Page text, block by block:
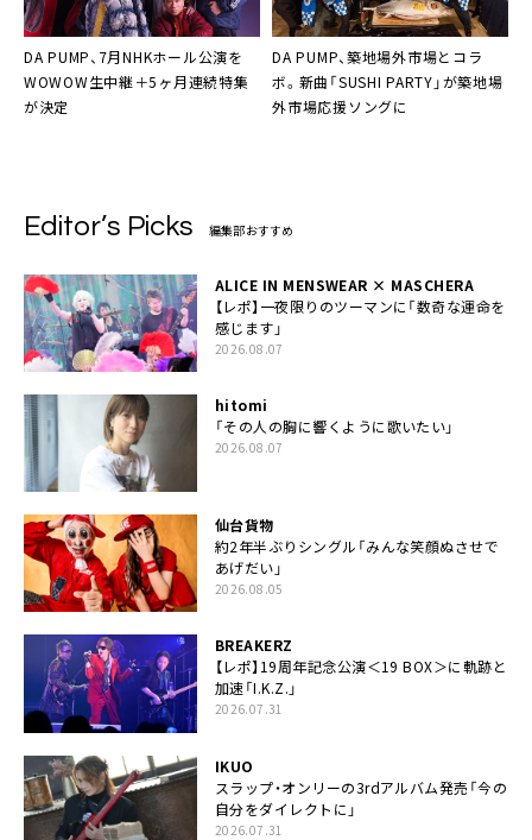
DA PUMP、7月NHKホール公演を
WOWOW生中継＋5ヶ月連続特集
が決定
DA PUMP、築地場外市場とコラ
ボ。新曲「SUSHI PARTY」が築地場
外市場応援ソングに
Editor’s Picks 編集部おすすめ
ALICE IN MENSWEAR × MASCHERA
【レポ】一夜限りのツーマンに「数奇な運命を
感じます」
2026.08.07
hitomi
「その人の胸に響くように歌いたい」
2026.08.07
仙台貨物
約2年半ぶりシングル「みんな笑顔ぬさせで
あげだい」
2026.08.05
BREAKERZ
【レポ】19周年記念公演＜19 BOX＞に軌跡と
加速「I.K.Z.」
2026.07.31
IKUO
スラップ・オンリーの3rdアルバム発売「今の
自分をダイレクトに」
2026.07.31